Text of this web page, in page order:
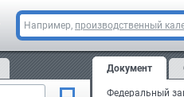
Например, производственный
Документ